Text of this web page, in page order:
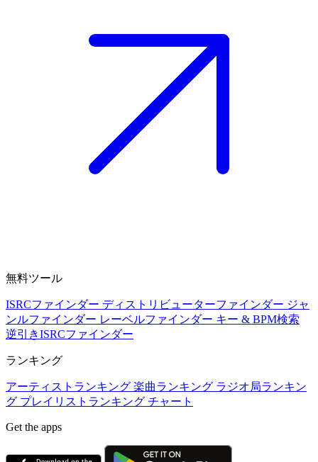
無料ツール
ISRCファインダー ディストリビューターファインダー ジャ
ンルファインダー レーベルファインダー キー & BPM検索
逆引きISRCファインダー
ランキング
アーティストランキング 楽曲ランキング ラジオ局ランキン
グ プレイリストランキング チャート
Get the apps